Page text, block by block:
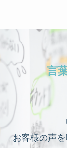
言
お客様の声